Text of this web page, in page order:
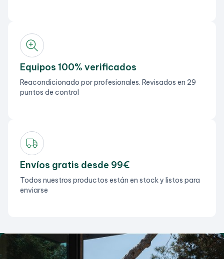
Equipos 100% verificados
Reacondicionado por profesionales. Revisados en 29
puntos de control
Envíos gratis desde 99€
Todos nuestros productos están en stock y listos para
enviarse